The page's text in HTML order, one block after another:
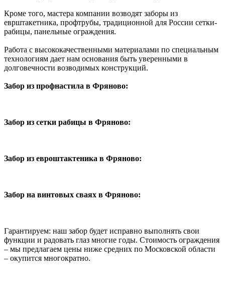
Кроме того, мастера компании возводят заборы из
еврштакетника, профтрубы, традиционной для России сетки-
рабицы, панельные ограждения.
Работа с высококачественными материалами по специальным
технологиям дает нам основания быть уверенными в
долговечности возводимых конструкций.
Забор из профнастила в Фряново:
Забор из сетки рабицы в Фряново:
Забор из евроштактеника в Фряново:
Забор на винтовых сваях в Фряново:
Гарантируем: наш забор будет исправно выполнять свои
функции и радовать глаз многие годы. Стоимость ограждения
– мы предлагаем цены ниже средних по Московской области
– окупится многократно.